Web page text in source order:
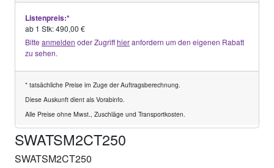
Listenpreis:*
ab 1 Stk: 490,00 €
Bitte anmelden oder Zugriffhieranfordern um den eigenen Rabatt
zu sehen.
* tatsächliche Preise im Zuge der Auftragsberechnung.
Diese Auskunft dient als Vorabinfo.
Alle Preise ohne Mwst., Zuschläge und Transportkosten.
SWATSM2CT250
SWATSM2CT250